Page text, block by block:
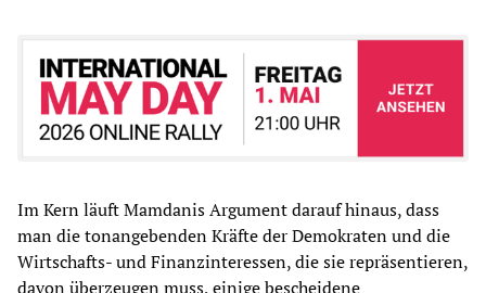
Im Kern läuft Mamdanis Argument darauf hinaus, dass
man die tonangebenden Kräfte der Demokraten und die
Wirtschafts- und Finanzinteressen, die sie repräsentieren,
davon überzeugen muss, einige bescheidene